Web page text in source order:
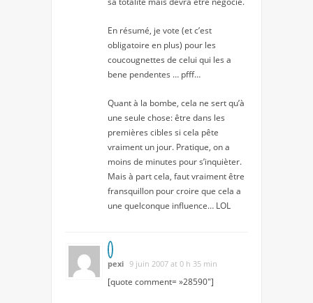
En résumé, je vote (et c’est
obligatoire en plus) pour les
coucougnettes de celui qui les a
bene pendentes … pfff…
Quant à la bombe, cela ne sert qu’à
une seule chose: être dans les
premières cibles si cela pête
vraiment un jour. Pratique, on a
moins de minutes pour s’inquièter.
Mais à part cela, faut vraiment être
fransquillon pour croire que cela a
une quelconque influence… LOL
pexi 9 juin 2007 at 0 h 35 min
[quote comment= »28590″]